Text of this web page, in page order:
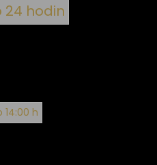
24 hodin
14:00 h